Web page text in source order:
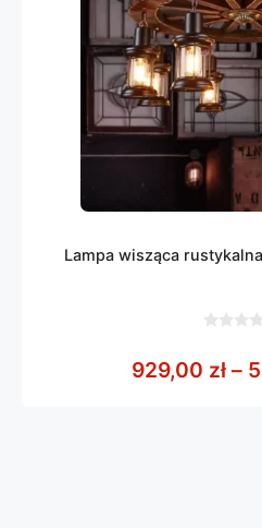
Lampa wisząca
5
929,00 zł –